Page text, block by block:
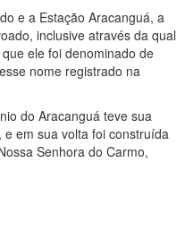
e a Estação Aracanguá, a
inclusive através da qual
ele foi denominado de
nome registrado na
do Aracanguá teve sua
em sua volta foi construída
Senhora do Carmo,